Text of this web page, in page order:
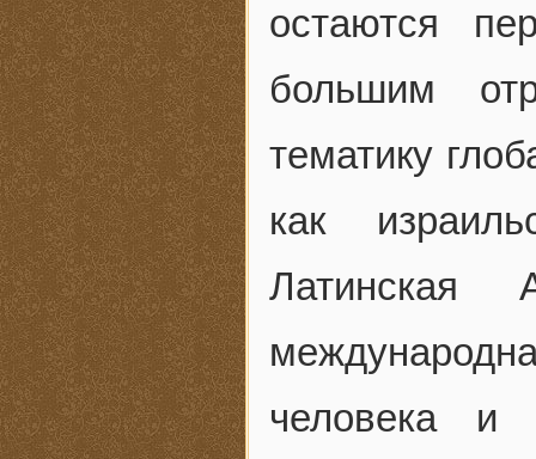
остаются
большим
тематику
как
Латинская
человека и